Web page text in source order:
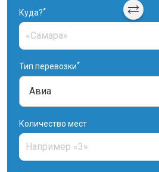
Куда?*
Тип перевозки*
Количество мест